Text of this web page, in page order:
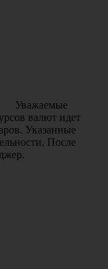
Уважаемые
валют идет
Указанные
После